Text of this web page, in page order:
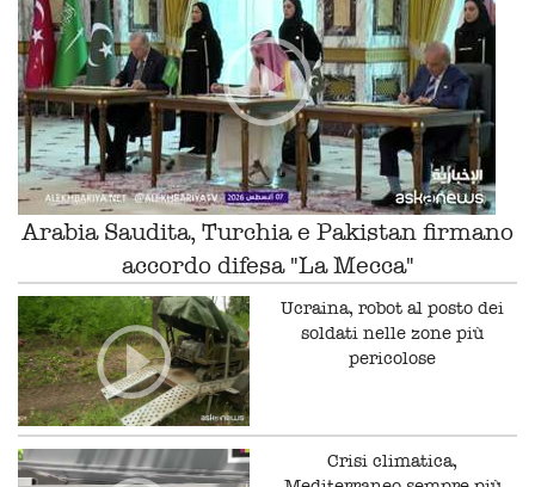
Arabia Saudita, Turchia e Pakistan firmano
accordo difesa "La Mecca"
Ucraina, robot al posto dei
soldati nelle zone più
pericolose
Crisi climatica,